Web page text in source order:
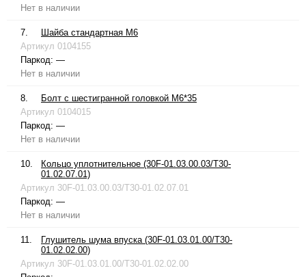
Нет в наличии
7.
Шайба стандартная М6
Артикул 0104155
Паркод: —
Нет в наличии
8.
Болт с шестигранной головкой М6*35
Артикул 0104015
Паркод: —
Нет в наличии
10.
Кольцо уплотнительное (30F-01.03.00.03/T30-
01.02.07.01)
Артикул 30F-01.03.00.03/T30-01.02.07.01
Паркод: —
Нет в наличии
11.
Глушитель шума впуска (30F-01.03.01.00/T30-
01.02.02.00)
Артикул 30F-01.03.01.00/T30-01.02.02.00